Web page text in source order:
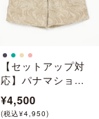
【セットアップ対
応】パナマショー
ツ
¥4,500
(税込¥4,950)